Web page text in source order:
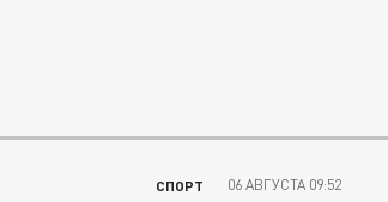
СПОРТ 06 АВГУСТА 09:52